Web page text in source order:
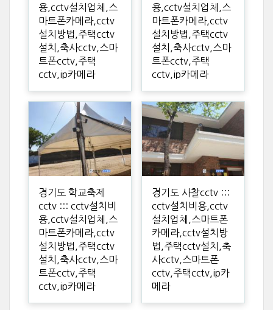
용,cctv설치업체,스
마트폰카메라,cctv
설치방법,주택cctv
설치,축사cctv,스마
트폰cctv,주택
cctv,ip카메라
용,cctv설치업체,스
마트폰카메라,cctv
설치방법,주택cctv
설치,축사cctv,스마
트폰cctv,주택
cctv,ip카메라
경기도 학교축제
cctv ::: cctv설치비
용,cctv설치업체,스
마트폰카메라,cctv
설치방법,주택cctv
설치,축사cctv,스마
트폰cctv,주택
cctv,ip카메라
경기도 사찰cctv :::
cctv설치비용,cctv
설치업체,스마트폰
카메라,cctv설치방
법,주택cctv설치,축
사cctv,스마트폰
cctv,주택cctv,ip카
메라